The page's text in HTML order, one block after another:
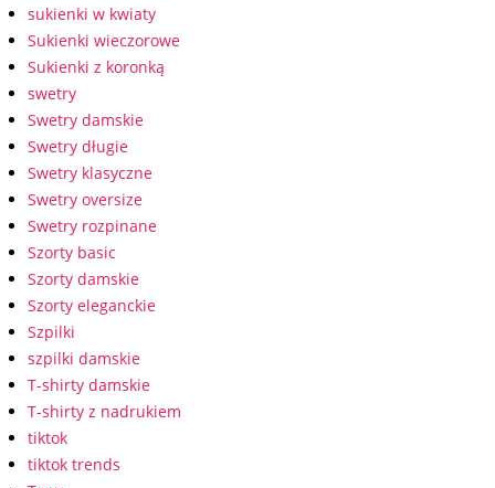
sukienki w kwiaty
Sukienki wieczorowe
Sukienki z koronką
swetry
Swetry damskie
Swetry długie
Swetry klasyczne
Swetry oversize
Swetry rozpinane
Szorty basic
Szorty damskie
Szorty eleganckie
Szpilki
szpilki damskie
T-shirty damskie
T-shirty z nadrukiem
tiktok
tiktok trends